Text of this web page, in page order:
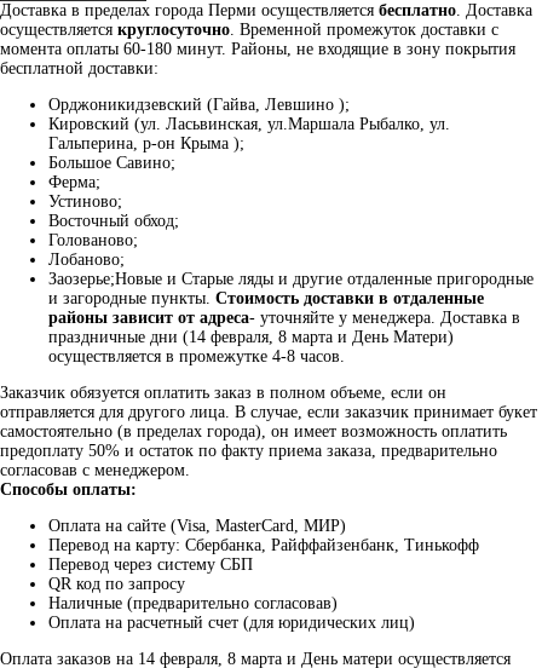
Доставка в пределах города Перми осуществляется бесплатно. Доставка
осуществляется круглосуточно. Временной промежуток доставки с
момента оплаты 60-180 минут. Районы, не входящие в зону покрытия
бесплатной доставки:
Орджоникидзевский (Гайва, Левшино );
Кировский (ул. Ласьвинская, ул.Маршала Рыбалко, ул.
Гальперина, р-он Крыма );
Большое Савино;
Ферма;
Устиново;
Восточный обход;
Голованово;
Лобаново;
Заозерье;Новые и Старые ляды и другие отдаленные пригородные
и загородные пункты. Стоимость доставки в отдаленные
районы зависит от адреса- уточняйте у менеджера. Доставка в
праздничные дни (14 февраля, 8 марта и День Матери)
осуществляется в промежутке 4-8 часов.
Заказчик обязуется оплатить заказ в полном объеме, если он
отправляется для другого лица. В случае, если заказчик принимает букет
самостоятельно (в пределах города), он имеет возможность оплатить
предоплату 50% и остаток по факту приема заказа, предварительно
согласовав с менеджером.
Способы оплаты:
Оплата на сайте (Visa, MasterCard, МИР)
Перевод на карту: Сбербанка, Райффайзенбанк, Тинькофф
Перевод через систему СБП
QR код по запросу
Наличные (предварительно согласовав)
Оплата на расчетный счет (для юридических лиц)
Оплата заказов на 14 февраля, 8 марта и День матери осуществляется